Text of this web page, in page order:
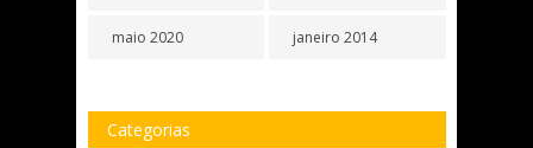
maio 2020 janeiro 2014
Categorias